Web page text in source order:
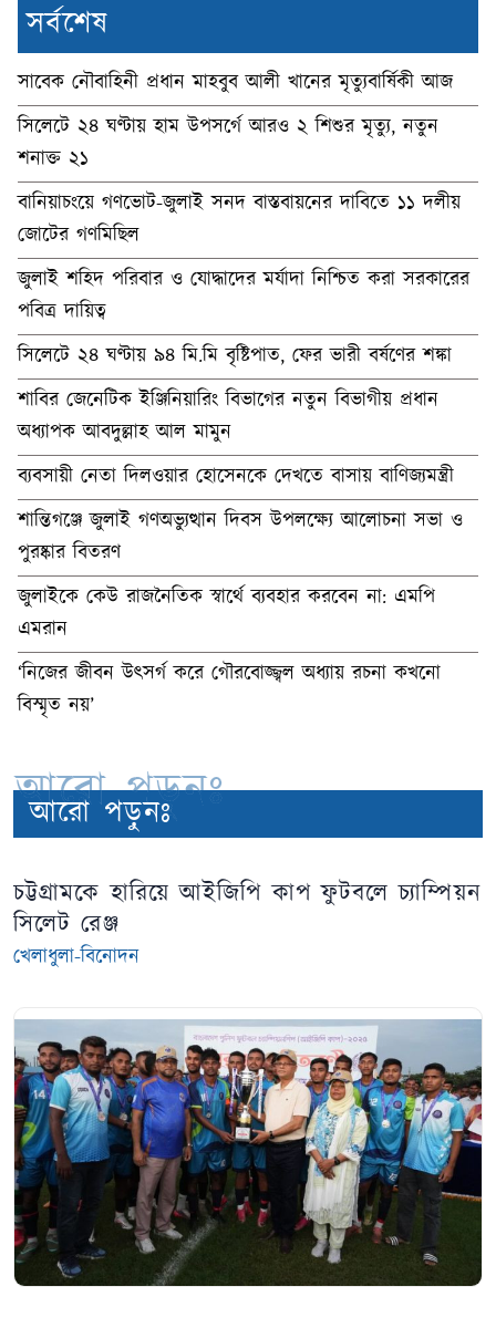
সর্বশেষ
সাবেক নৌবাহিনী প্রধান মাহবুব আলী খানের মৃত্যুবার্ষিকী আজ
সিলেটে ২৪ ঘণ্টায় হাম উপসর্গে আরও ২ শিশুর মৃত্যু, নতুন
শনাক্ত ২১
বানিয়াচংয়ে গণভোট-জুলাই সনদ বাস্তবায়নের দাবিতে ১১ দলীয়
জোটের গণমিছিল
জুলাই শহিদ পরিবার ও যোদ্ধাদের মর্যাদা নিশ্চিত করা সরকারের
পবিত্র দায়িত্ব
সিলেটে ২৪ ঘণ্টায় ৯৪ মি.মি বৃষ্টিপাত, ফের ভারী বর্ষণের শঙ্কা
শাবির জেনেটিক ইঞ্জিনিয়ারিং বিভাগের নতুন বিভাগীয় প্রধান
অধ্যাপক আবদুল্লাহ আল মামুন
ব্যবসায়ী নেতা দিলওয়ার হোসেনকে দেখতে বাসায় বাণিজ্যমন্ত্রী
শান্তিগঞ্জে জুলাই গণঅভ্যুত্থান দিবস উপলক্ষ্যে আলোচনা সভা ও
পুরষ্কার বিতরণ
জুলাইকে কেউ রাজনৈতিক স্বার্থে ব্যবহার করবেন না: এমপি
এমরান
‘নিজের জীবন উৎসর্গ করে গৌরবোজ্জ্বল অধ্যায় রচনা কখনো
বিস্মৃত নয়’
আরো পড়ুনঃ
আরো পড়ুনঃ
চট্টগ্রামকে হারিয়ে আইজিপি কাপ ফুটবলে চ্যাম্পিয়ন
সিলেট রেঞ্জ
খেলাধুলা-বিনোদন